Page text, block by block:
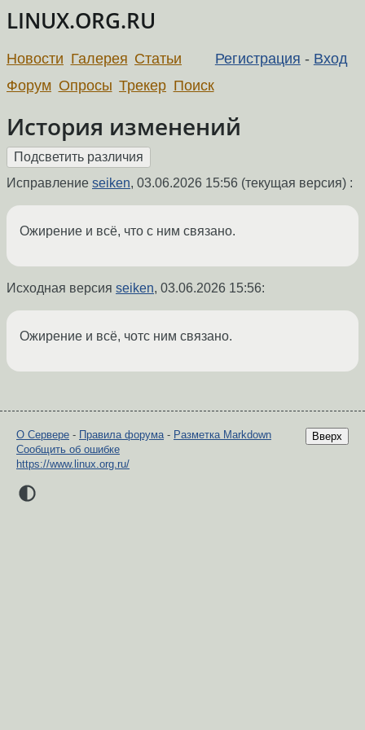
LINUX.ORG.RU
Регистрация - Вход
Новости Галерея Статьи
Форум Опросы Трекер Поиск
История изменений
Исправление seiken, 03.06.2026 15:56 (текущая версия) :
Ожирение и всё, что с ним связано.
Исходная версия seiken, 03.06.2026 15:56:
Ожирение и всё, чотс ним связано.
Вверх
О Сервере - Правила форума- Разметка Markdown
Сообщить об ошибке
https://www.linux.org.ru/